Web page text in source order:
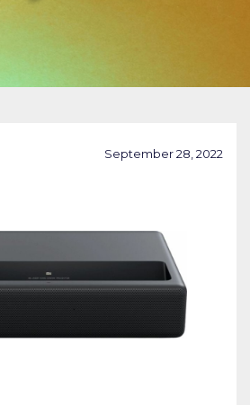
September 28, 2022